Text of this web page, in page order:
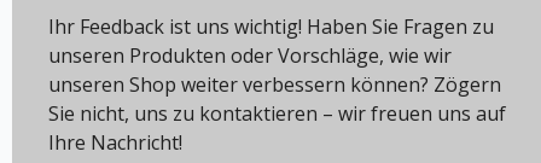
Ihr Feedback ist uns wichtig! Haben Sie Fragen zu
unseren Produkten oder Vorschläge, wie wir
unseren Shop weiter verbessern können? Zögern
Sie nicht, uns zu kontaktieren – wir freuen uns auf
Ihre Nachricht!